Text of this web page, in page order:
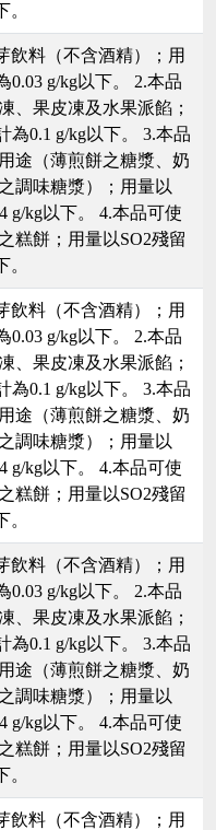
。
飲料（不含酒精）；用
0.03 g/kg以下。 2.本品
、果皮凍及水果派餡；
為0.1 g/kg以下。 3.本品
途（薄煎餅之糖漿、奶
調味糖漿）；用量以
g/kg以下。 4.本品可使
糕餅；用量以SO2殘留
。
飲料（不含酒精）；用
0.03 g/kg以下。 2.本品
、果皮凍及水果派餡；
為0.1 g/kg以下。 3.本品
途（薄煎餅之糖漿、奶
調味糖漿）；用量以
g/kg以下。 4.本品可使
糕餅；用量以SO2殘留
。
飲料（不含酒精）；用
0.03 g/kg以下。 2.本品
、果皮凍及水果派餡；
為0.1 g/kg以下。 3.本品
途（薄煎餅之糖漿、奶
調味糖漿）；用量以
g/kg以下。 4.本品可使
糕餅；用量以SO2殘留
。
飲料（不含酒精）；用